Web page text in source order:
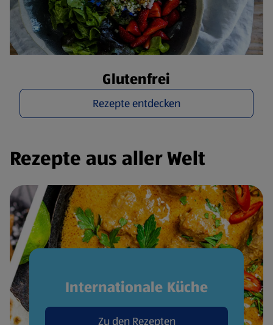
Glutenfrei
Rezepte entdecken
Rezepte aus aller Welt
Internationale Küche
Zu den Rezepten